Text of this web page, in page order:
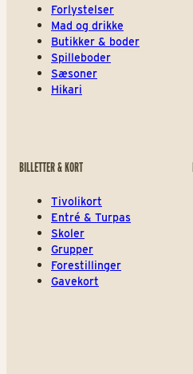
Forlystelser
Mad og drikke
Butikker & boder
Spilleboder
Sæsoner
Hikari
BILLETTER & KORT
Tivolikort
Entré & Turpas
Skoler
Grupper
Forestillinger
Gavekort